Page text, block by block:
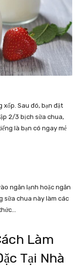
xốp. Sau đó, bạn đặt
2/3 bịch sữa chua,
là bạn có ngay mẻ
ngăn lạnh hoặc ngăn
sữa chua này làm các
Làm
Tại Nhà